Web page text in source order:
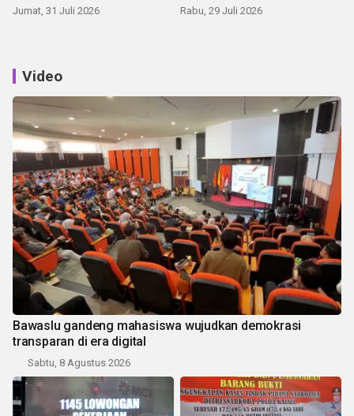
Jumat, 31 Juli 2026 Rabu, 29 Juli 2026
Video
Bawaslu gandeng mahasiswa wujudkan demokrasi
transparan di era digital
Sabtu, 8 Agustus 2026